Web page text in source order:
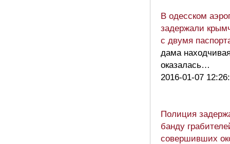
В одесском
задержали
с двумя
дама
оказалась…
2016-01-07
Полиция
банду
совершивших